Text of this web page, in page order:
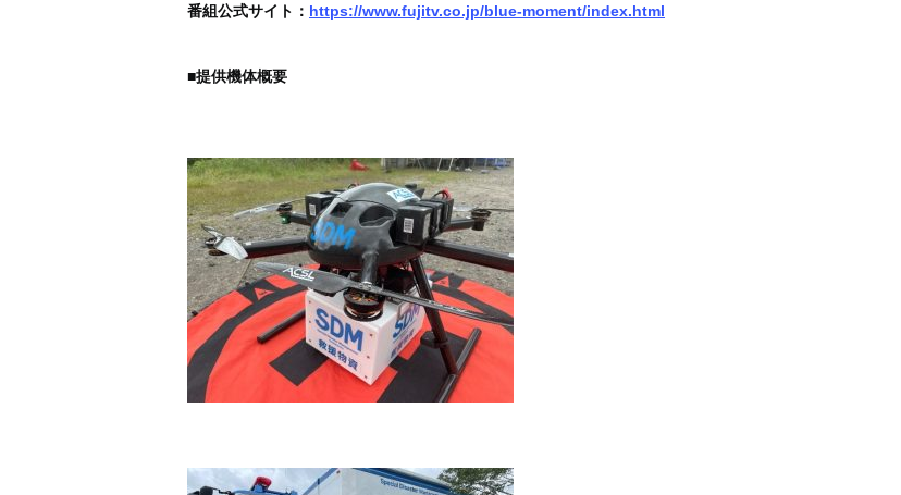
番組公式サイト ： https://www.fujitv.co.jp/blue-moment/index.html
■提供機体概要